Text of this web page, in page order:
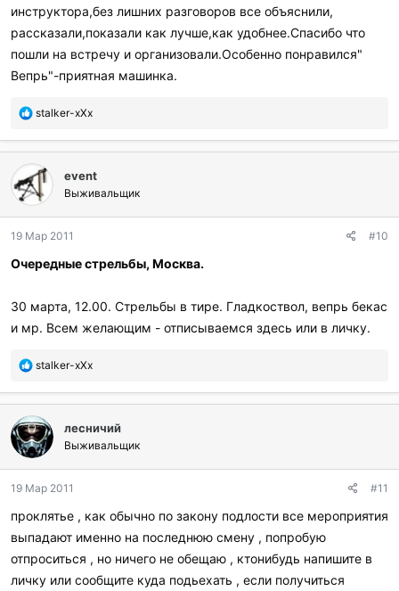
и
инструктора,без лишних разговоров все объяснили,
рассказали,показали как лучше,как удобнее.Спасибо что
пошли на встречу и организовали.Особенно понравился"
Вепрь"-приятная машинка.
П
б
а
г
о
а
и
и
stalker-xXx
event
Выживальщик
19 Мар 2011 #10
Очередные стрельбы, Москва.
30 марта, 12.00. Стрельбы в тире. Гладкоствол, вепрь бекас
и мр. Всем желающим - отписываемся здесь или в личку.
П
б
л
а
г
о
а
и
л
и
stalker-xXx
лесничий
Выживальщик
19 Мар 2011 #11
проклятье , как обычно по закону подлости все мероприятия
выпадают именно на последнюю смену , попробую
отпроситься , но ничего не обещаю , ктонибудь напишите в
личку или сообщите куда подьехать , если получиться